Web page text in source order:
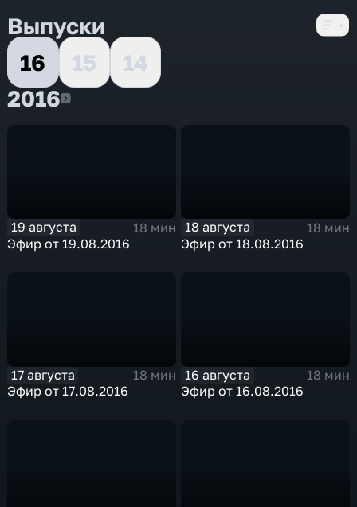
Выпуски
16
15
14
20162016
19 августа
18 мин
Эфир от 19.08.2016
18 августа
18 мин
Эфир от 18.08.2016
17 августа
18 мин
Эфир от 17.08.2016
16 августа
18 мин
Эфир от 16.08.2016